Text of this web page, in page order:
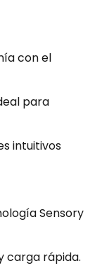
con el
para
intuitivos
Sensory
carga rápida.